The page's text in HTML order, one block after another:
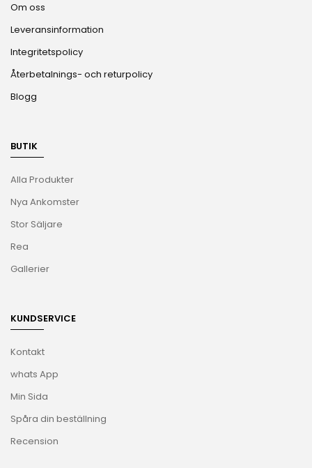
Om oss
Leveransinformation
Integritetspolicy
Återbetalnings- och returpolicy
Blogg
BUTIK
Alla Produkter
Nya Ankomster
Stor Säljare
Rea
Gallerier
KUNDSERVICE
Kontakt
whats App
Min Sida
Spåra din beställning
Recension